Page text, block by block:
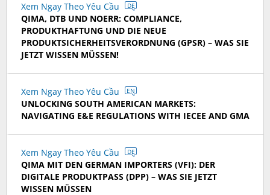
Xem Ngay Theo Yêu Cầu DE
QIMA, DTB UND NOERR: COMPLIANCE,
PRODUKTHAFTUNG UND DIE NEUE
PRODUKTSICHERHEITSVERORDNUNG (GPSR) – WAS SIE
JETZT WISSEN MÜSSEN!
Xem Ngay Theo Yêu Cầu EN
UNLOCKING SOUTH AMERICAN MARKETS:
NAVIGATING E&E REGULATIONS WITH IECEE AND GMA
Xem Ngay Theo Yêu Cầu DE
QIMA MIT DEN GERMAN IMPORTERS (VFI): DER
DIGITALE PRODUKTPASS (DPP) – WAS SIE JETZT
WISSEN MÜSSEN